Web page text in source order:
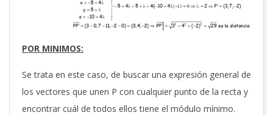
POR MINIMOS:
Se trata en este caso, de buscar una expresión general de
los vectores que unen P con cualquier punto de la recta y
encontrar cuál de todos ellos tiene el módulo mínimo.